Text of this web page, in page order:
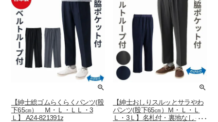
【紳士総ゴムらくらくパンツ(股
下65㎝） Ｍ・Ｌ・ＬＬ・3
Ｌ】 A24-821391z
【紳士おしりスルッとサラやわ
パンツ(股下65㎝）Ｍ・Ｌ・Ｌ
Ｌ・3Ｌ】名札付・裏地なし ベ